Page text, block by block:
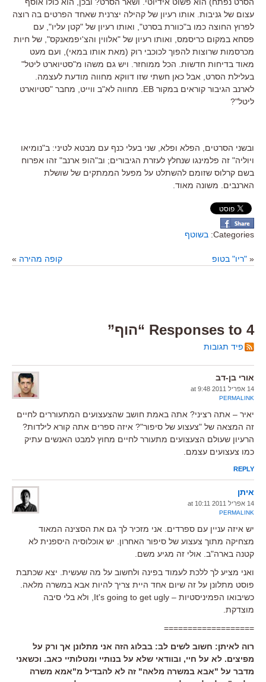
עצום של גניבות. אותו רעיון של קהילה יצרנית שאחד הפרטים בה רוצה
לפרוץ החוצה כמו ב"כוורת בסרט", ואותו רעיון של "קטן עליו", עם
פסחא במקום כריסמס, ואותו רעיון של "אלווין והצ'יפמאנקס", של חיות
מכרסמות שרוצות להפוך לכוכבי רוק (מאת אותו במאי), ועם מעט
מאוד בדיחות חדשות. הכל ממוחזר. ויש גם משהו מ"סטיוארט ליטל"
בעלילת הסרט, אבל כאן חשתי שזו דווקא מחווה מודעת לעצמה.
לארנב הגיבור קוראים במקור EB. מחווה לא"ב ווייט, מחבר "סטיוארט
ליטל"?
ובשני הסרטים, הפלא ופלא, שני בעלי כנף עם מבטא לטיני: ב"נומיאו
ויוליה" זה פלמינגו שנחלץ לעזרת הגיבורים; וב"הופ ארנב" זהו אפרוח
בשם קרלוס שזומם להשתלט על מפעל הממתקים של שושלת
הארנבים. משונה מאוד.
Categories: בשוטף
« "ריו" בטופ קופה מהירה »
4 Responses to “הוף”
פיד תגובות
אורי בן-דב
14 אפריל 2011 at 9:48
PERMALINK
יאיר – אתה רציני? אתה באמת חושב שהצעצועים המתעוררים לחיים
זה המצאה של "צעצוע של סיפור"? איזה ספרים אתה קורא לילדות?
הרעיון שעולם הצעצועים מתעורר לחיים מחוץ למבט האנשים עתיק
כמו צעצועים עצמם.
REPLY
איתן
14 אפריל 2011 at 10:11
PERMALINK
יש איזה עניין עם ספרדים. אני מזכיר לך גם את הסצינה המאוד
מצחיקה מתוך צעצוע של סיפור האחרון. יש אוכלוסיה היספנית לא
קטנה בארה"ב. אולי זה מגיע משם.
ואני מציע לך ללכת לעמוד בפינה ולחשוב על מה שעשית. יצא שכתבת
פוסט מתלונן על זה שיום אחד היית צריך להיות אבא במשרה מלאה.
כשיבואו הפמיניסטיות – It's going to get ugly, ולא בלי סיבה
מוצדקת.
===================
רוה לאיתן: חשוב לשים לב: בבלוג הזה אני מתלונן אך ורק על
מפיצים. לא על חיי, ובוודאי שלא על בנותיי ומטלותיי כאב. וכשאני
מדבר על "אבא במשרה מלאה" זה לא להבדיל מ"אמא משרה